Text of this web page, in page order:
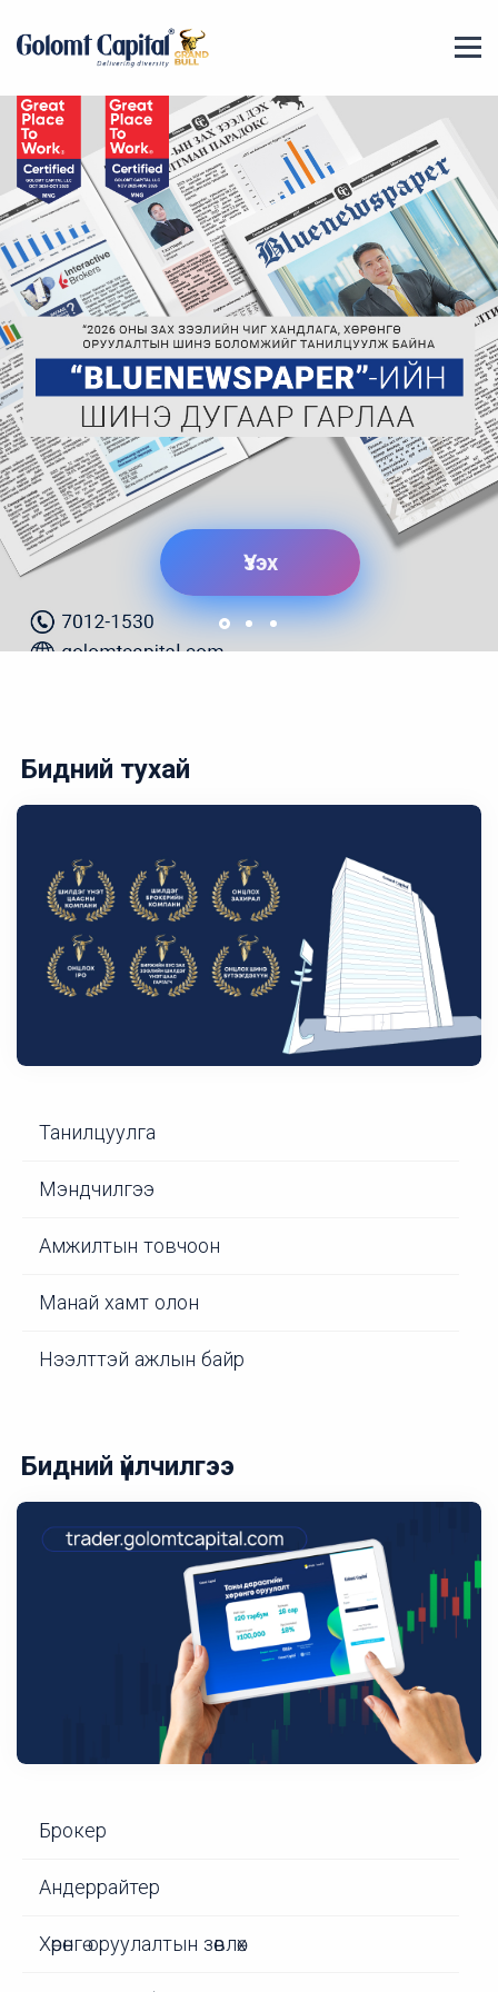
Үзэх
Бидний тухай
Танилцуулга
Мэндчилгээ
Амжилтын товчоон
Манай хамт олон
Нээлттэй ажлын байр
Бидний үйлчилгээ
Брокер
Андеррайтер
Хөрөнгө оруулалтын зөвлөх